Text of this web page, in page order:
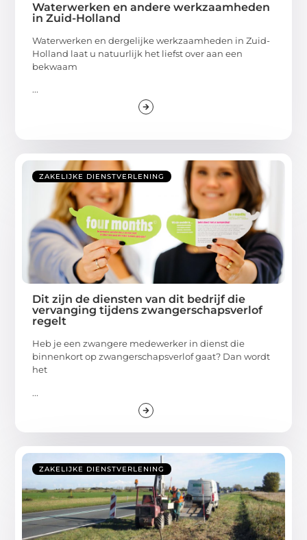
Waterwerken en andere werkzaamheden
in Zuid-Holland
Waterwerken en dergelijke werkzaamheden in Zuid-
Holland laat u natuurlijk het liefst over aan een
bekwaam
...
ZAKELIJKE DIENSTVERLENING
Dit zijn de diensten van dit bedrijf die
vervanging tijdens zwangerschapsverlof
regelt
Heb je een zwangere medewerker in dienst die
binnenkort op zwangerschapsverlof gaat? Dan wordt
het
...
ZAKELIJKE DIENSTVERLENING